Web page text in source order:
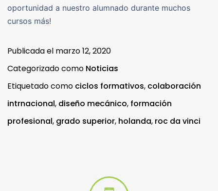
oportunidad a nuestro alumnado durante muchos
cursos más!
Publicada el marzo 12, 2020
Categorizado como Noticias
Etiquetado como ciclos formativos, colaboración
intrnacional, diseño mecánico, formación
profesional, grado superior, holanda, roc da vinci